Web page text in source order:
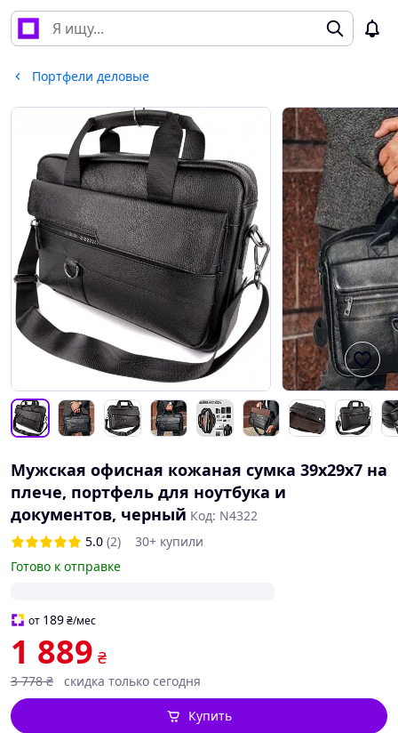
Портфели деловые
Мужская офисная кожаная сумка 39x29x7 на
плече, портфель для ноутбука и
документов, черный Код: N4322
5.0 (2)
30+ купили
Готово к отправке
от 189₴/мес
1 889 ₴
3 778 ₴ скидка только сегодня
Купить